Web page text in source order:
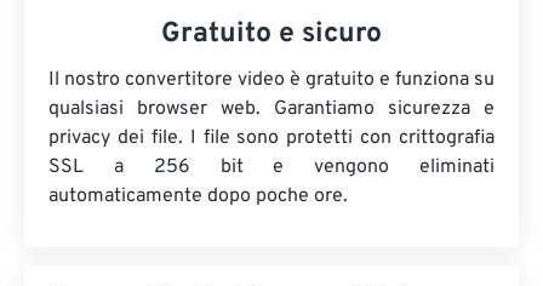
Gratuito e sicuro
Il nostro convertitore video è gratuito e funziona su
qualsiasi browser web. Garantiamo sicurezza e
privacy dei file. I file sono protetti con crittografia
SSL a 256 bit e vengono eliminati
automaticamente dopo poche ore.